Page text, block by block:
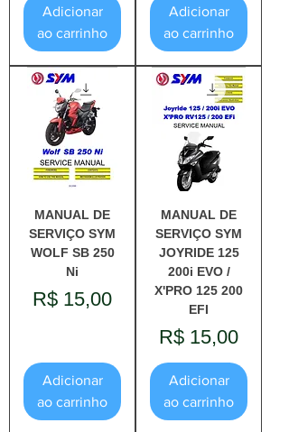
Adicionar
ao carrinho
Adicionar
ao carrinho
MANUAL DE
SERVIÇO SYM
WOLF SB 250
Ni
Preço
R$ 15,00
Adicionar
ao carrinho
MANUAL DE
SERVIÇO SYM
JOYRIDE 125
200i EVO /
X'PRO 125 200
EFI
Preço
R$ 15,00
Adicionar
ao carrinho